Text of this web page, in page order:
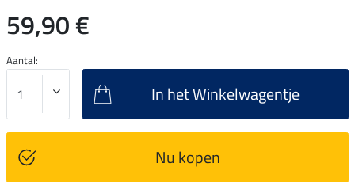
59,90 €
Aantal:
In het Winkelwagentje
Nu kopen